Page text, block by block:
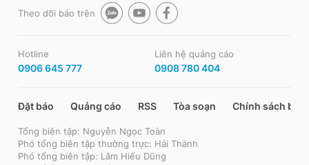
Theo dõi báo trên
Hotline
0906 645 777
Liên hệ quảng cáo
0908 780 404
Đặt báo Quảng cáo RSS Tòa soạn Chính sách bảo
Tổng biên tập: Nguyễn Ngọc Toàn
Phó tổng biên tập thường trực: Hải Thành
Phó tổng biên tập: Lâm Hiếu Dũng